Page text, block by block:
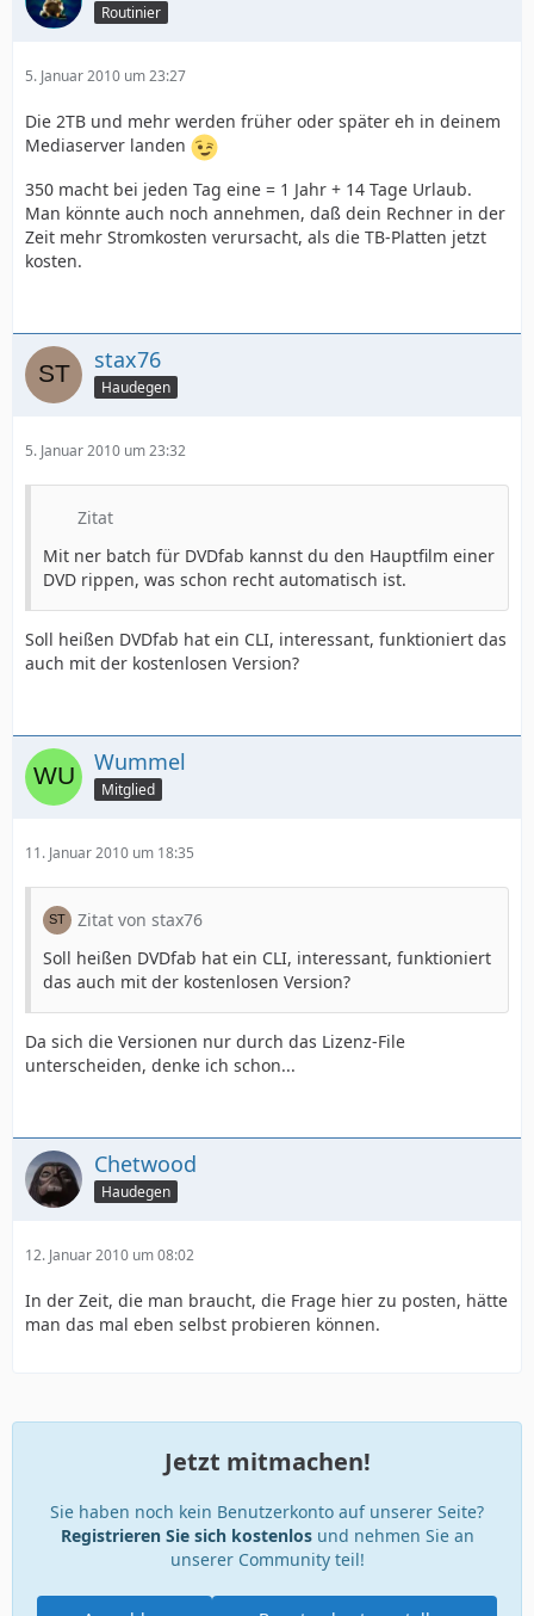
Routinier
5. Januar 2010 um 23:27
Die 2TB und mehr werden früher oder später eh in deinem
Mediaserver landen
350 macht bei jeden Tag eine = 1 Jahr + 14 Tage Urlaub.
Man könnte auch noch annehmen, daß dein Rechner in der
Zeit mehr Stromkosten verursacht, als die TB-Platten jetzt
kosten.
stax76
Haudegen
5. Januar 2010 um 23:32
Zitat
Mit ner batch für DVDfab kannst du den Hauptfilm einer
DVD rippen, was schon recht automatisch ist.
Soll heißen DVDfab hat ein CLI, interessant, funktioniert das
auch mit der kostenlosen Version?
Wummel
Mitglied
11. Januar 2010 um 18:35
Zitat von stax76
Soll heißen DVDfab hat ein CLI, interessant, funktioniert
das auch mit der kostenlosen Version?
Da sich die Versionen nur durch das Lizenz-File
unterscheiden, denke ich schon...
Chetwood
Haudegen
12. Januar 2010 um 08:02
In der Zeit, die man braucht, die Frage hier zu posten, hätte
man das mal eben selbst probieren können.
Jetzt mitmachen!
Sie haben noch kein Benutzerkonto auf unserer Seite?
Registrieren Sie sich kostenlosund nehmen Sie an
unserer Community teil!